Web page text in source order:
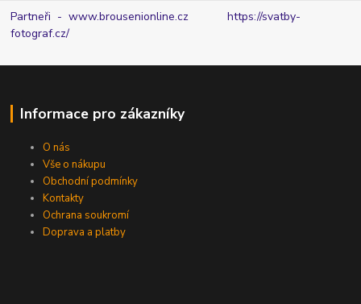
Partneři - www.brousenionline.czhttps://svatby-
fotograf.cz/
Informace pro zákazníky
O nás
Vše o nákupu
Obchodní podmínky
Kontakty
Ochrana soukromí
Doprava a platby